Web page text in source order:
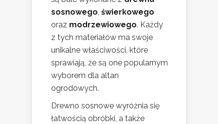
sosnowego, świerkowego
oraz modrzewiowego. Każdy
z tych materiałów ma swoje
unikalne właściwości, które
sprawiają, że są one popularnym
wyborem dla altan
ogrodowych.
Drewno sosnowe wyróżnia się
łatwością obróbki, a także